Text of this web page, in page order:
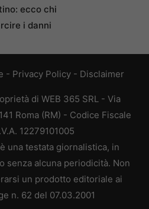
ecco chi
i danni
- Privacy Policy - Disclaimer
di WEB 365 SRL - Via
Roma (RM) - Codice Fiscale
12279101005
una testata giornalistica, in
senza alcuna periodicità. Non
un prodotto editoriale ai
n. 62 del 07.03.2001